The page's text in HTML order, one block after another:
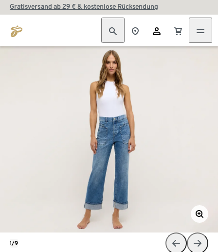
Gratisversand ab 29 € & kostenlose Rücksendung
1/9